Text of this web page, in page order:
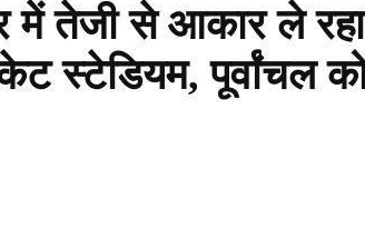
में तेजी से आकार ले रहा
स्टेडियम, पूर्वांचल